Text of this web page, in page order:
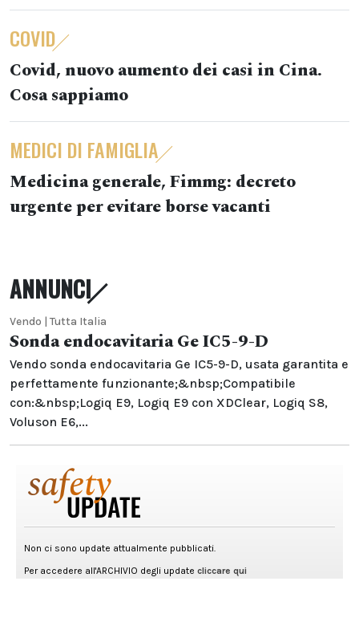
COVID
Covid, nuovo aumento dei casi in Cina.
Cosa sappiamo
MEDICI DI FAMIGLIA
Medicina generale, Fimmg: decreto
urgente per evitare borse vacanti
ANNUNCI
Vendo | Tutta Italia
Sonda endocavitaria Ge IC5-9-D
Vendo sonda endocavitaria Ge IC5-9-D, usata garantita e
perfettamente funzionante;&nbsp;Compatibile
con:&nbsp;Logiq E9, Logiq E9 con XDClear, Logiq S8,
Voluson E6,...